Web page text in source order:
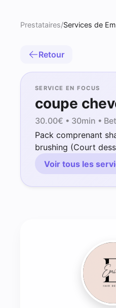
Prestataires/Services de
Retour
SERVICE EN FOCUS
coupe
30.00€ • 30min •
Pack comprenant
brushing (Court
Voir tous les